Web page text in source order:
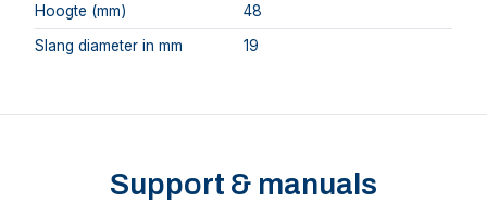
Hoogte (mm)
48
Slang diameter in mm
19
Support & manuals